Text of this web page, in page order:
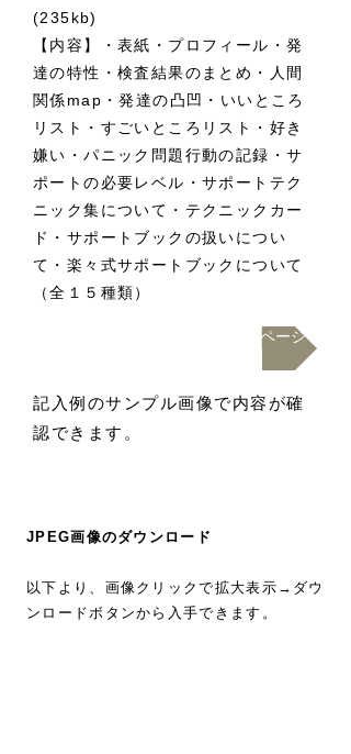
(235kb)
【内容】・表紙・プロフィール・発
達の特性・検査結果のまとめ・人間
関係map・発達の凸凹・いいところ
リスト・すごいところリスト・好き
嫌い・パニック問題行動の記録・サ
ポートの必要レベル・サポートテク
ニック集について・テクニックカー
ド・サポートブックの扱いについ
て・楽々式サポートブックについて
（全１５種類）
書きかた・渡しかた・記入例のページ
記入例のサンプル画像で内容が確
認できます。
JPEG画像のダウンロード
以下より、画像クリックで拡大表示→ダウ
ンロードボタンから入手できます。